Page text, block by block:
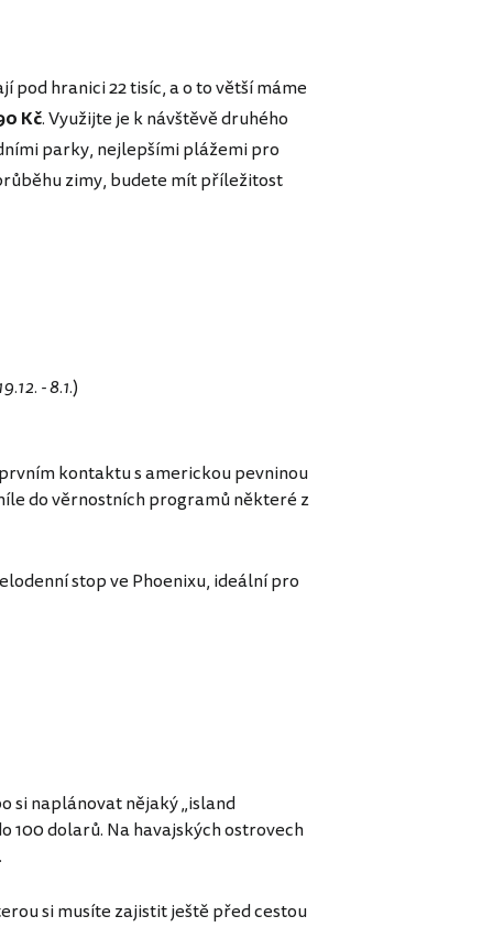
hranici 22 tisíc, a o to větší máme
Kč. Využijte je k návštěvě druhého
parky, nejlepšími plážemi pro
zimy, budete mít příležitost
- 8.1.)
kontaktu s americkou pevninou
do věrnostních programů některé z
stop ve Phoenixu, ideální pro
si naplánovat nějaký „island
100 dolarů. Na havajských ostrovech
.
si musíte zajistit ještě před cestou